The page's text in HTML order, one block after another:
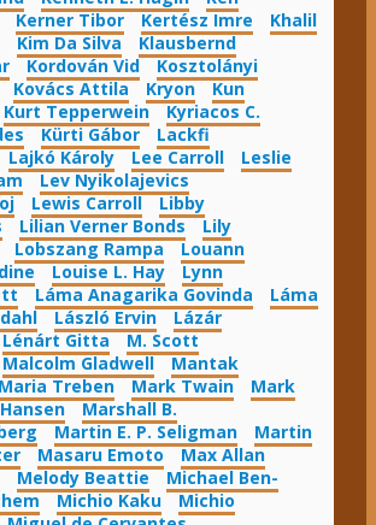
Kerner Tibor Kertész Imre
Khalil
Kim Da Silva
Klausbernd
Kordován Vid
Kosztolányi
Kovács Attila Kryon
Kun
Kurt Tepperwein
Kyriacos C.
Kürti Gábor
Lackfi
Lajkó Károly Lee Carroll
Leslie
Lev Nyikolajevics
Lewis Carroll
Libby
Lilian Verner Bonds
Lily
Lobszang Rampa
Louann
Louise L. Hay
Lynn
Láma Anagarika Govinda
Láma
László Ervin
Lázár
Lénárt Gitta
M. Scott
Malcolm Gladwell
Mantak
Maria Treben Mark Twain
Mark
Marshall B.
Martin E. P. Seligman
Martin
Masaru Emoto
Max Allan
Melody Beattie
Michael Ben-
Michio Kaku
Michio